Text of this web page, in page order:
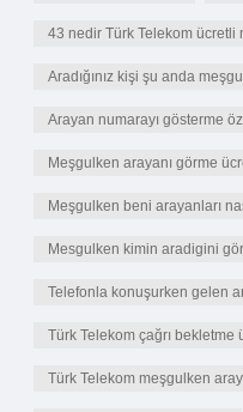
43 nedir Türk Telekom ücretli
Aradığınız kişi şu anda
Arayan numarayı gösterme
Meşgulken arayanı görme
Meşgulken beni arayanları
Mesgulken kimin aradigini
Telefonla konuşurken gelen
Türk Telekom çağrı bekletme
Türk Telekom meşgulken